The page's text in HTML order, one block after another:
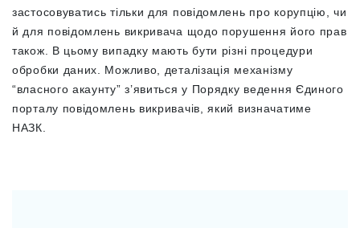
застосовуватись тільки для повідомлень про корупцію, чи
й для повідомлень викривача щодо порушення його прав
також. В цьому випадку мають бути різні процедури
обробки даних. Можливо, деталізація механізму
“власного акаунту” з’явиться у Порядку ведення Єдиного
порталу повідомлень викривачів, який визначатиме
НАЗК.